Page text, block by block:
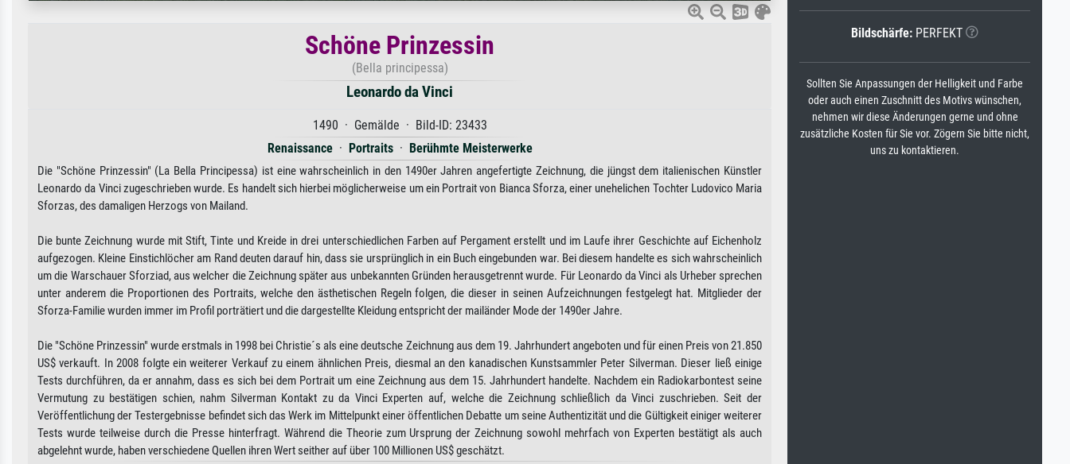
Schöne Prinzessin
(Bella principessa)
Leonardo da Vinci
1490 · Gemälde · Bild-ID: 23433
Renaissance· Portraits· Berühmte Meisterwerke
Die "Schöne Prinzessin" (La Bella Principessa) ist eine wahrscheinlich in den 1490er Jahren angefertigte Zeichnung, die jüngst dem italienischen Künstler
Leonardo da Vinci zugeschrieben wurde. Es handelt sich hierbei möglicherweise um ein Portrait von Bianca Sforza, einer unehelichen Tochter Ludovico Maria
Sforzas, des damaligen Herzogs von Mailand.
Die bunte Zeichnung wurde mit Stift, Tinte und Kreide in drei unterschiedlichen Farben auf Pergament erstellt und im Laufe ihrer Geschichte auf Eichenholz
aufgezogen. Kleine Einstichlöcher am Rand deuten darauf hin, dass sie ursprünglich in ein Buch eingebunden war. Bei diesem handelte es sich wahrscheinlich
um die Warschauer Sforziad, aus welcher die Zeichnung später aus unbekannten Gründen herausgetrennt wurde. Für Leonardo da Vinci als Urheber sprechen
unter anderem die Proportionen des Portraits, welche den ästhetischen Regeln folgen, die dieser in seinen Aufzeichnungen festgelegt hat. Mitglieder der
Sforza-Familie wurden immer im Profil porträtiert und die dargestellte Kleidung entspricht der mailänder Mode der 1490er Jahre.
Die "Schöne Prinzessin" wurde erstmals in 1998 bei Christie´s als eine deutsche Zeichnung aus dem 19. Jahrhundert angeboten und für einen Preis von 21.850
US$ verkauft. In 2008 folgte ein weiterer Verkauf zu einem ähnlichen Preis, diesmal an den kanadischen Kunstsammler Peter Silverman. Dieser ließ einige
Tests durchführen, da er annahm, dass es sich bei dem Portrait um eine Zeichnung aus dem 15. Jahrhundert handelte. Nachdem ein Radiokarbontest seine
Vermutung zu bestätigen schien, nahm Silverman Kontakt zu da Vinci Experten auf, welche die Zeichnung schließlich da Vinci zuschrieben. Seit der
Veröffentlichung der Testergebnisse befindet sich das Werk im Mittelpunkt einer öffentlichen Debatte um seine Authentizität und die Gültigkeit einiger weiterer
Tests wurde teilweise durch die Presse hinterfragt. Während die Theorie zum Ursprung der Zeichnung sowohl mehrfach von Experten bestätigt als auch
abgelehnt wurde, haben verschiedene Quellen ihren Wert seither auf über 100 Millionen US$ geschätzt.
Bildschärfe: PERFEKT
Sollten Sie Anpassungen der Helligkeit und Farbe
oder auch einen Zuschnitt des Motivs wünschen,
nehmen wir diese Änderungen gerne und ohne
zusätzliche Kosten für Sie vor. Zögern Sie bitte nicht,
uns zu kontaktieren.